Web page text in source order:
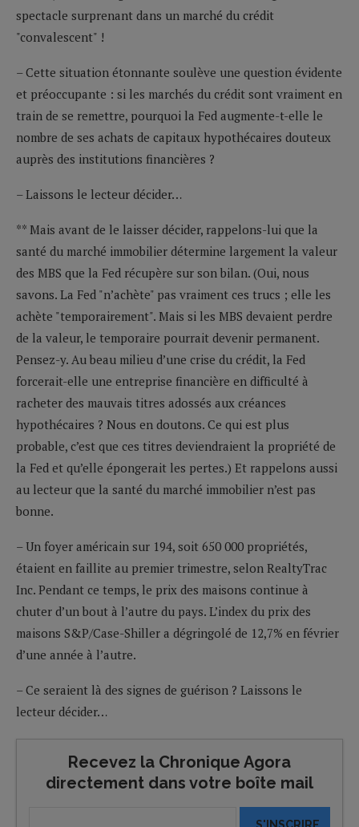
spectacle surprenant dans un marché du crédit
"convalescent" !
– Cette situation étonnante soulève une question évidente
et préoccupante : si les marchés du crédit sont vraiment en
train de se remettre, pourquoi la Fed augmente-t-elle le
nombre de ses achats de capitaux hypothécaires douteux
auprès des institutions financières ?
– Laissons le lecteur décider…
** Mais avant de le laisser décider, rappelons-lui que la
santé du marché immobilier détermine largement la valeur
des MBS que la Fed récupère sur son bilan. (Oui, nous
savons. La Fed "n’achète" pas vraiment ces trucs ; elle les
achète "temporairement". Mais si les MBS devaient perdre
de la valeur, le temporaire pourrait devenir permanent.
Pensez-y. Au beau milieu d’une crise du crédit, la Fed
forcerait-elle une entreprise financière en difficulté à
racheter des mauvais titres adossés aux créances
hypothécaires ? Nous en doutons. Ce qui est plus
probable, c’est que ces titres deviendraient la propriété de
la Fed et qu’elle épongerait les pertes.) Et rappelons aussi
au lecteur que la santé du marché immobilier n’est pas
bonne.
– Un foyer américain sur 194, soit 650 000 propriétés,
étaient en faillite au premier trimestre, selon RealtyTrac
Inc. Pendant ce temps, le prix des maisons continue à
chuter d’un bout à l’autre du pays. L’index du prix des
maisons S&P/Case-Shiller a dégringolé de 12,7% en février
d’une année à l’autre.
– Ce seraient là des signes de guérison ? Laissons le
lecteur décider…
Recevez la Chronique Agora
directement dans votre boîte mail